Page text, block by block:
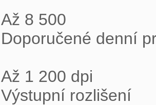
Až 8 500
Doporučené denní
Až 1 200 dpi
Výstupní rozlišení